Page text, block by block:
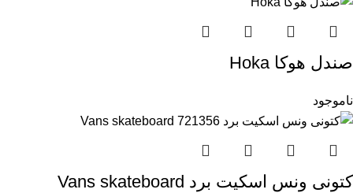
صندل هوکا Hoka
ناموجود
کتونی ونس اسکیت برد Vans skateboard